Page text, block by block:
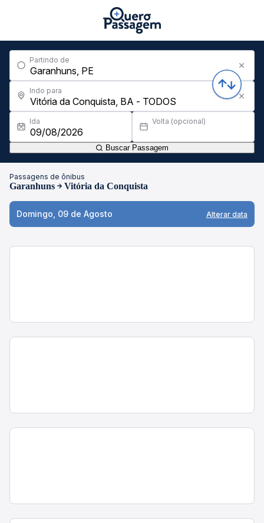
Partindo de
Indo para
Ida Volta (opcional)
Buscar Passagem
Passagens de ônibus
Garanhuns Vitória da Conquista
Domingo, 09 de Agosto Alterar data